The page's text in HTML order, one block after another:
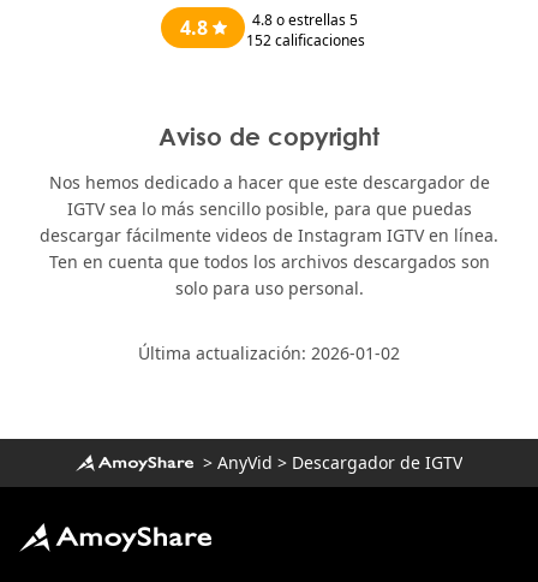
4.8 4.8o estrellas 5
152calificaciones
Aviso de copyright
Nos hemos dedicado a hacer que este descargador de
IGTV sea lo más sencillo posible, para que puedas
descargar fácilmente videos de Instagram IGTV en línea.
Ten en cuenta que todos los archivos descargados son
solo para uso personal.
Última actualización: 2026-01-02
> AnyVid > Descargador de IGTV